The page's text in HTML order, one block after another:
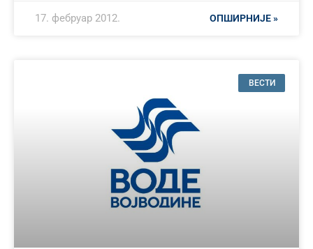
ОПШИРНИЈЕ »
17. фебруар 2012.
ВЕСТИ